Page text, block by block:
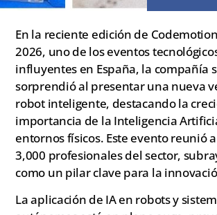
En la reciente edición de
2026, uno de los eventos
influyentes en España, la compañía
sorprendió al presentar una nueva
robot inteligente, destacando la
importancia de la Inteligencia
entornos físicos. Este evento reunió
3,000 profesionales del sector,
como un pilar clave para la
La aplicación de IA en robots y